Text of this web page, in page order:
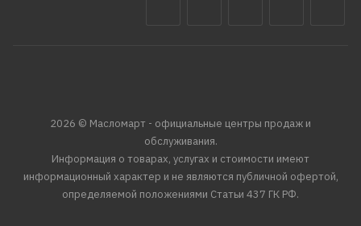
2026 © Масломарт - официальные центры продаж и
обслуживания.
Информация о товарах, услугах и стоимости имеют
информационный характер и не являются публичной офертой,
определяемой положениями Статьи 437 ГК РФ.